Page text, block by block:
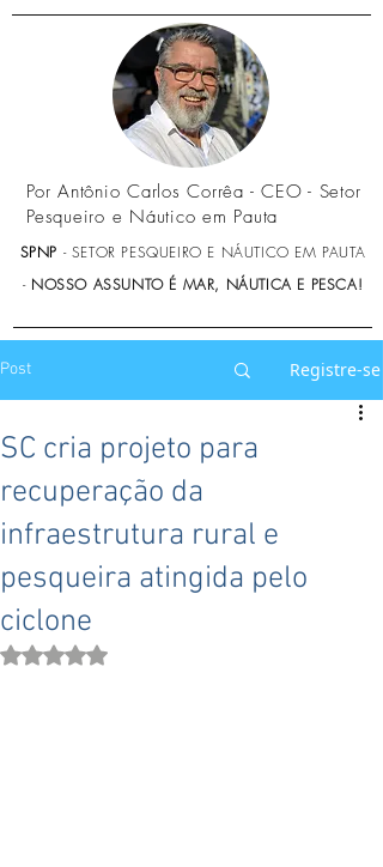
Por Antônio Carlos Corrêa - CEO - Setor
Pesqueiro e Náutico em Pauta
SPNP - SETOR PESQUEIRO E NÁUTICO EM PAUTA
- NOSSO ASSUNTO É MAR, NÁUTICA E PESCA!
Post Registre-se
SC cria projeto para
recuperação da
infraestrutura rural e
pesqueira atingida pelo
ciclone
Avaliado com NaN de 5 estrelas.